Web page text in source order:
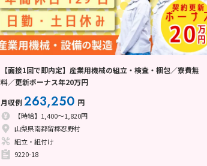
【面接1回で即内定】産業用機械の組立・検査・梱包／寮費無
料／更新ボーナス年20万円
月収例263,250 円
【時給】1,400～1,820円
山梨県南都留郡忍野村
組立・組付け
9220-18